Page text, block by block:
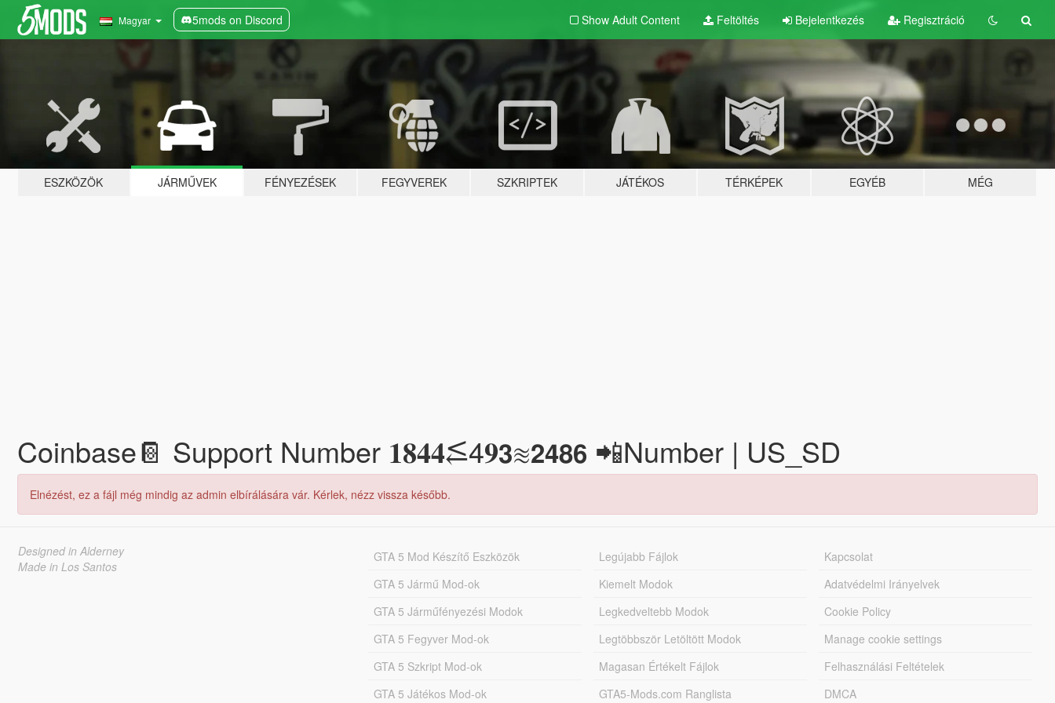
Magyar 5mods on Discord Show Adult Content Feltöltés Bejelentkezés Regisztráció
ESZKÖZÖK JÁRMŰVEK FÉNYEZÉSEK FEGYVEREK SZKRIPTEK JÁTÉKOS TÉRKÉPEK EGYÉB MÉG
Coinbase📔 Support Number 𝟏𝟖𝟒𝟒⥶4𝟗𝟯≋𝟮𝟰𝟴𝟲 📲Number | US_SD
Elnézést, ez a fájl még mindig az admin elbírálására vár. Kérlek, nézz vissza később.
Designed in Alderney
Made in Los Santos
GTA 5 Mod Készítő Eszközök
GTA 5 Jármű Mod-ok
GTA 5 Járműfényezési Modok
GTA 5 Fegyver Mod-ok
GTA 5 Szkript Mod-ok
GTA 5 Játékos Mod-ok
Legújabb Fájlok
Kiemelt Modok
Legkedveltebb Modok
Legtöbbször Letöltött Modok
Magasan Értékelt Fájlok
GTA5-Mods.com Ranglista
Kapcsolat
Adatvédelmi Irányelvek
Cookie Policy
Manage cookie settings
Felhasználási Feltételek
DMCA